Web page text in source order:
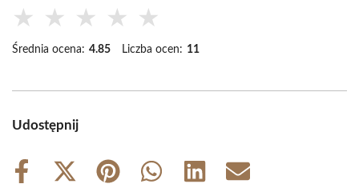
★ ★ ★ ★ ★
Średnia ocena: 4.85 Liczba ocen: 11
Udostępnij
Share
Share
Share
Share
Share
Share